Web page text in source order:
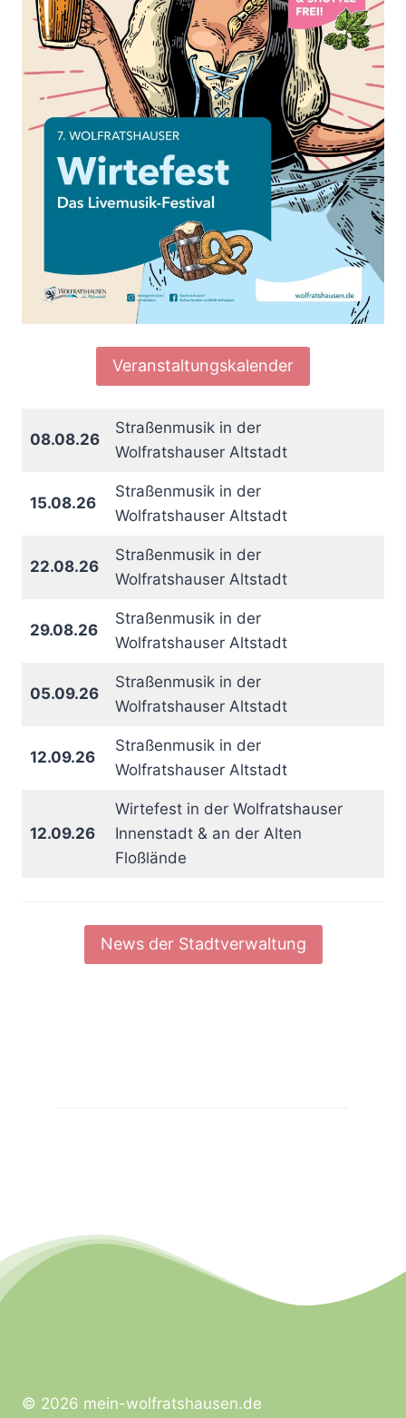
Veranstaltungskalender
08.08.26
Straßenmusik in der
Wolfratshauser Altstadt
15.08.26
Straßenmusik in der
Wolfratshauser Altstadt
22.08.26
Straßenmusik in der
Wolfratshauser Altstadt
29.08.26
Straßenmusik in der
Wolfratshauser Altstadt
05.09.26
Straßenmusik in der
Wolfratshauser Altstadt
12.09.26
Straßenmusik in der
Wolfratshauser Altstadt
12.09.26
Wirtefest in der Wolfratshauser
Innenstadt & an der Alten
Floßlände
News der Stadtverwaltung
© 2026 mein-wolfratshausen.de